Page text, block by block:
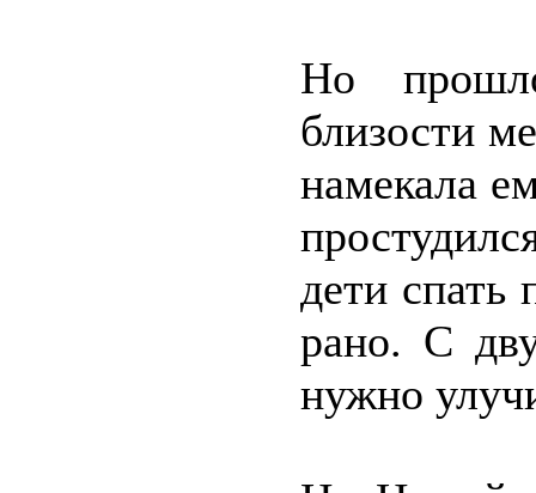
Но
близости
намекала
дети спать
рано. С
нужно